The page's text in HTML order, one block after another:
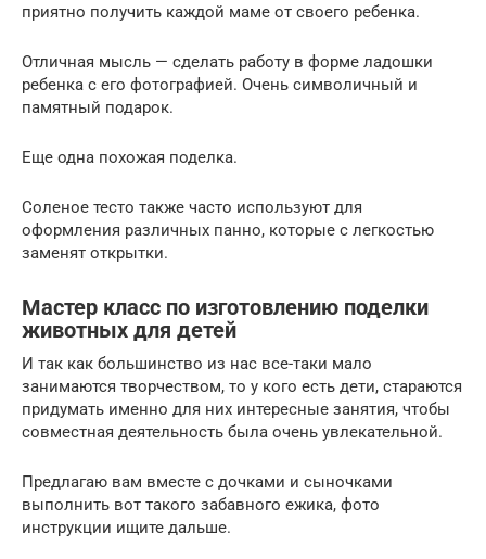
приятно получить каждой маме от своего ребенка.
Отличная мысль — сделать работу в форме ладошки
ребенка с его фотографией. Очень символичный и
памятный подарок.
Еще одна похожая поделка.
Соленое тесто также часто используют для
оформления различных панно, которые с легкостью
заменят открытки.
Мастер класс по изготовлению поделки
животных для детей
И так как большинство из нас все-таки мало
занимаются творчеством, то у кого есть дети, стараются
придумать именно для них интересные занятия, чтобы
совместная деятельность была очень увлекательной.
Предлагаю вам вместе с дочками и сыночками
выполнить вот такого забавного ежика, фото
инструкции ищите дальше.